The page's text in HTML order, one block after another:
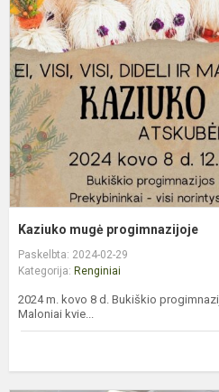
Kaziuko mugė progimnazijoje
Paskelbta: 2024-02-29
Kategorija: Renginiai
2024 m. kovo 8 d. Bukiškio
Maloniai kvie...